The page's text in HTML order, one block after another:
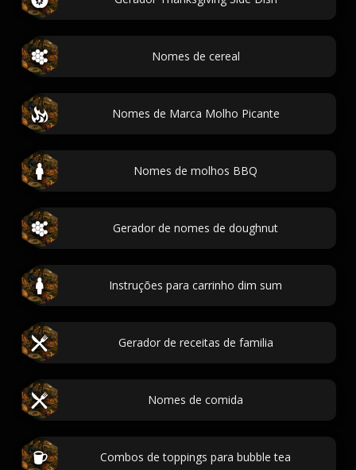
Nomes de cereal
Nomes de Marca Molho Picante
Nomes de molhos BBQ
Gerador de nomes de doughnut
Instruções para carrinho dim sum
Gerador de receitas de familia
Nomes de comida
Combos de toppings para bubble tea